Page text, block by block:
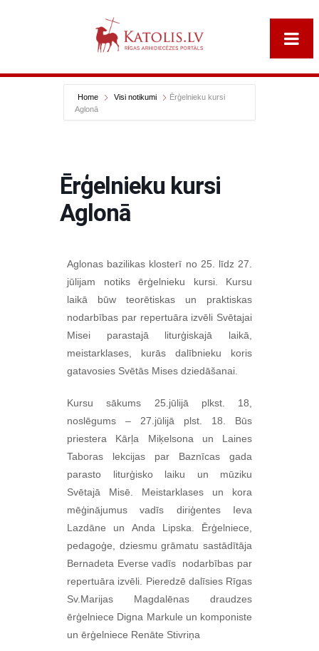
Home Visi notikumi
Ērģelnieku kursi
Aglonā
Ērģelnieku kursi
Aglonā
Aglonas bazilikas klosterī no 25. līdz 27.
jūlijam notiks ērģelnieku kursi. Kursu
laikā būw teorētiskas un praktiskas
nodarbības par repertuāra izvēli Svētajai
Misei parastajā liturģiskajā laikā,
meistarklases, kurās dalībnieku koris
gatavosies Svētās Mises dziedāšanai.
Kursu sākums 25.jūlijā plkst. 18,
noslēgums – 27.jūlijā plst. 18. Būs
priestera Kārļa Miķelsona un Laines
Taboras lekcijas par Baznīcas gada
parasto liturģisko laiku un mūziku
Svētajā Misē. Meistarklases un kora
mēģinājumus vadīs diriģentes Ieva
Lazdāne un Anda Lipska. Ērģelniece,
pedagoģe, dziesmu grāmatu sastādītāja
Bernadeta Everse vadīs nodarbības par
repertuāra izvēli. Pieredzē dalīsies Rīgas
Sv.Marijas Magdalēnas draudzes
ērģelniece Digna Markule un komponiste
un ērģelniece Renāte Stivriņa